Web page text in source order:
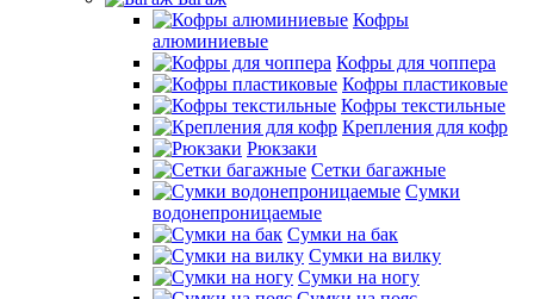
Кофры
алюминиевые
Кофры для чоппера
Кофры пластиковые
Кофры текстильные
Крепления для кофр
Рюкзаки
Сетки багажные
Сумки
водонепроницаемые
Сумки на бак
Сумки на вилку
Сумки на ногу